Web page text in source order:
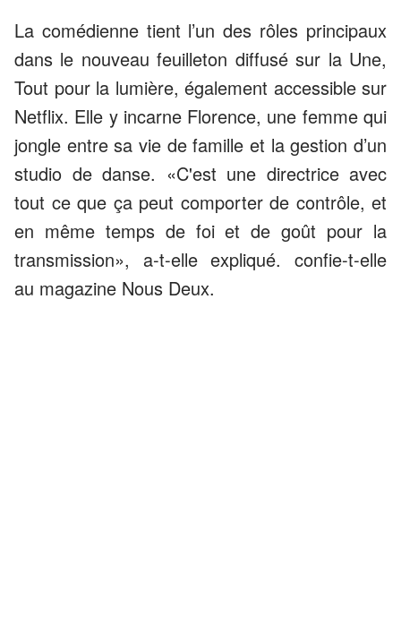
La comédienne tient l’un des rôles principaux
dans le nouveau feuilleton diffusé sur la Une,
Tout pour la lumière, également accessible sur
Netflix. Elle y incarne Florence, une femme qui
jongle entre sa vie de famille et la gestion d’un
studio de danse. «C'est une directrice avec
tout ce que ça peut comporter de contrôle, et
en même temps de foi et de goût pour la
transmission», a-t-elle expliqué. confie-t-elle
au magazine Nous Deux.